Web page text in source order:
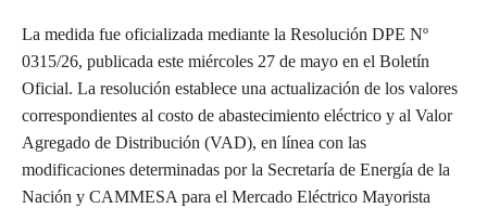
La medida fue oficializada mediante la Resolución DPE Nº
0315/26, publicada este miércoles 27 de mayo en el Boletín
Oficial. La resolución establece una actualización de los valores
correspondientes al costo de abastecimiento eléctrico y al Valor
Agregado de Distribución (VAD), en línea con las
modificaciones determinadas por la Secretaría de Energía de la
Nación y CAMMESA para el Mercado Eléctrico Mayorista